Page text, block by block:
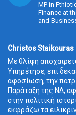
MP in
Finance at
and
Christos Staikouras
Με θλίψη
Υπηρέτησε, επί
αφοσίωση, την
Παράταξη της ΝΔ,
στην πολιτική
εκφράζω τα